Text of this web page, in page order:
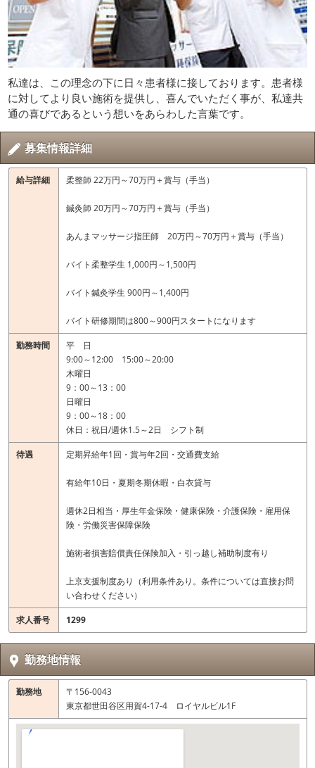
私達は、この理念の下に日々患者様に接しております。患者様
に対してより良い施術を提供し、喜んでいただく事が、私達共
通の喜びであるという想いをあらわした言葉です。
募集情報詳細
給与詳細 柔整師 22万円～70万円＋賞与（手当）
鍼灸師 20万円～70万円＋賞与（手当）
あんまマッサージ指圧師 20万円～70万円＋賞与（手当）
バイト柔整学生 1,000円～1,500円
バイト鍼灸学生 900円～1,400円
バイト研修期間は800～900円スタートになります
勤務時間
平 日
9:00～12:00 15:00～20:00
木曜日
9：00～13：00
日曜日
9：00～18：00
休日：祝日/週休1.5～2日 シフト制
待遇 定期昇給年1回・賞与年2回・交通費支給
有給年10日・夏期冬期休暇・白衣貸与
週休2日相当・厚生年金保険・健康保険・介護保険・雇用保
険・労働災害保障保険
施術者損害賠償責任保険加入・引っ越し補助制度有り
上京支援制度あり（利用条件あり。条件については直接お問
い合わせください）
求人番号 1299
勤務地情報
勤務地
〒156-0043
東京都世田谷区用賀4-17-4 ロイヤルビル1F